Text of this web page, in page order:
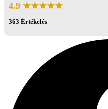
4.9 ★★★★★
363 Értékelés